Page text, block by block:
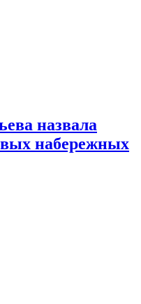
назвала
набережных